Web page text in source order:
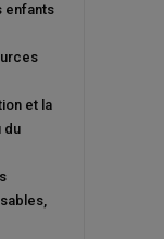
enfants
et la
du